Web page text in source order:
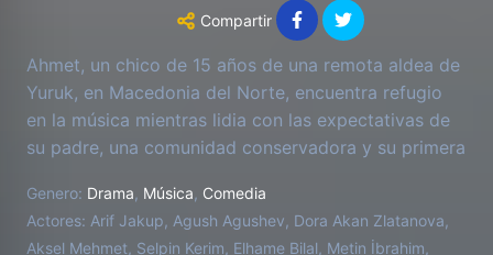
Compartir
Ahmet, un chico de 15 años de una remota aldea de
Yuruk, en Macedonia del Norte, encuentra refugio
en la música mientras lidia con las expectativas de
su padre, una comunidad conservadora y su primera
otra persona.
Genero: Drama Música Comedia
Actores: Arif Jakup, Agush Agushev, Dora Akan Zlatanova,
Aksel Mehmet, Selpin Kerim, Elhame Bilal, Metin İbrahim,